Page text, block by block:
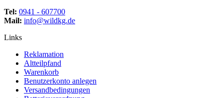
Tel: 0941 - 607700
Mail: info@wildkg.de
Links
Reklamation
Altteilpfand
Warenkorb
Benutzerkonto anlegen
Versandbedingungen